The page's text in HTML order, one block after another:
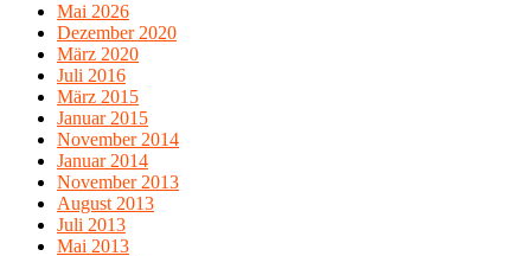
Mai 2026
Dezember 2020
März 2020
Juli 2016
März 2015
Januar 2015
November 2014
Januar 2014
November 2013
August 2013
Juli 2013
Mai 2013